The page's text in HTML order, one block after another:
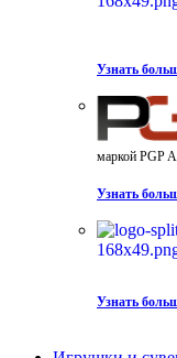
Узнать
маркой PGP
Узнать
Узнать